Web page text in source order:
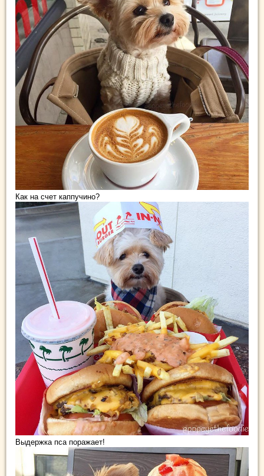
Как на счет каппучино?
Выдержка пса поражает!